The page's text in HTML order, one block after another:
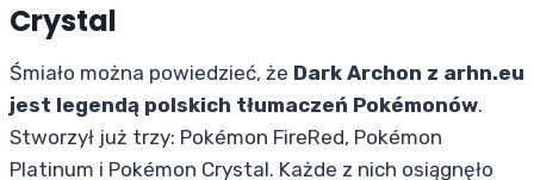
Crystal
Śmiało można powiedzieć, że Dark Archon z arhn.eu
jest legendą polskich tłumaczeń Pokémonów.
Stworzył już trzy: Pokémon FireRed, Pokémon
Platinum i Pokémon Crystal. Każde z nich osiągnęło